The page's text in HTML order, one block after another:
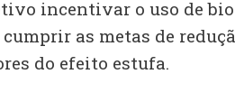
incentivar o uso de
as metas de
do efeito estufa.